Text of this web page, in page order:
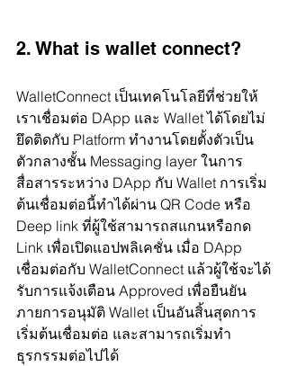
2. What is wallet connect?
WalletConnect เป็นเทคโนโลยีที่ช่วยให้
เราเชื่อมต่อ DApp และ Wallet ได้โดยไม่
ยึดติดกับ Platform ทำงานโดยตั้งตัวเป็น
ตัวกลางชั้น Messaging layer ในการ
สื่อสารระหว่าง DApp กับ Wallet การเริ่ม
ต้นเชื่อมต่อนี้ทำได้ผ่าน QR Code หรือ
Deep link ที่ผู้ใช้สามารถสแกนหรือกด
Link เพื่อเปิดแอปพลิเคชั่น เมื่อ DApp
เชื่อมต่อกับ WalletConnect แล้วผู้ใช้จะได้
รับการแจ้งเตือน Approved เพื่อยืนยัน
ภายการอนุมัติ Wallet เป็นอันสิ้นสุดการ
เริ่มต้นเชื่อมต่อ และสามารถเริ่มทำ
ธุรกรรมต่อไปได้